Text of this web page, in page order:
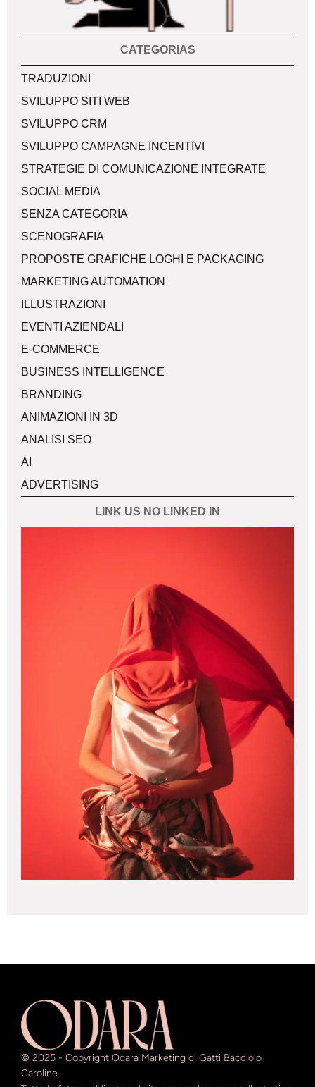
CATEGORIAS
TRADUZIONI
SVILUPPO SITI WEB
SVILUPPO CRM
SVILUPPO CAMPAGNE INCENTIVI
STRATEGIE DI COMUNICAZIONE INTEGRATE
SOCIAL MEDIA
SENZA CATEGORIA
SCENOGRAFIA
PROPOSTE GRAFICHE LOGHI E PACKAGING
MARKETING AUTOMATION
ILLUSTRAZIONI
EVENTI AZIENDALI
E-COMMERCE
BUSINESS INTELLIGENCE
BRANDING
ANIMAZIONI IN 3D
ANALISI SEO
AI
ADVERTISING
LINK US NO LINKED IN
© 2025 - Copyright Odara Marketing di Gatti Bacciolo
Caroline